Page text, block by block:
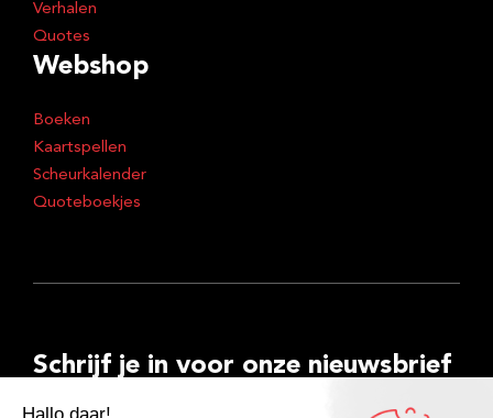
Verhalen
Quotes
Webshop
Boeken
Kaartspellen
Scheurkalender
Quoteboekjes
Schrijf je in voor onze nieuwsbrief